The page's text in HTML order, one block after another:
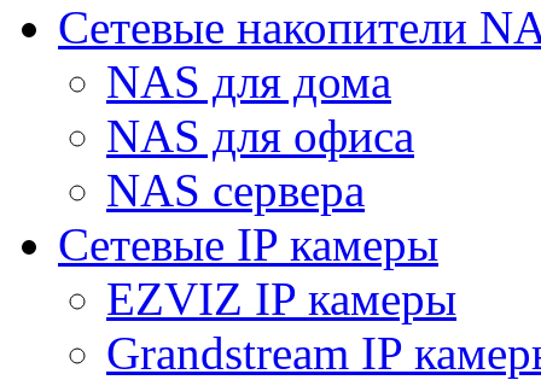
Сетевые накопители
NAS для дома
NAS для офиса
NAS сервера
Сетевые IP камеры
EZVIZ IP камеры
Grandstream IP